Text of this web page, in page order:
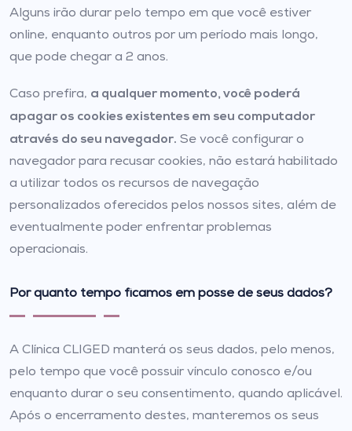
Alguns irão durar pelo tempo em que você estiver
online, enquanto outros por um período mais longo,
que pode chegar a 2 anos.
Caso prefira, a qualquer momento, você poderá
apagar os cookies existentes em seu computador
através do seu navegador. Se você configurar o
navegador para recusar cookies, não estará habilitado
a utilizar todos os recursos de navegação
personalizados oferecidos pelos nossos sites, além de
eventualmente poder enfrentar problemas
operacionais.
Por quanto tempo ficamos em posse de seus dados?
A Clínica CLIGED manterá os seus dados, pelo menos,
pelo tempo que você possuir vínculo conosco e/ou
enquanto durar o seu consentimento, quando aplicável.
Após o encerramento destes, manteremos os seus